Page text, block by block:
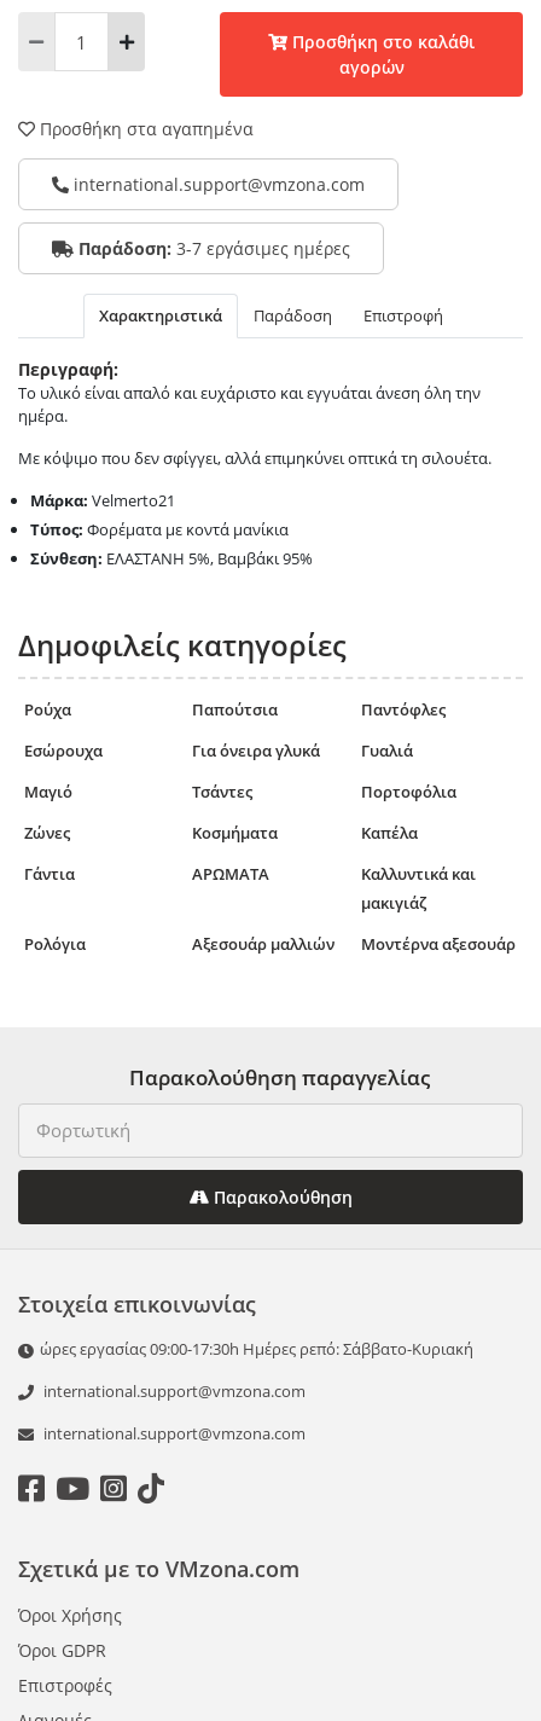
αγορών
Προσθήκη στα αγαπημένα
international.support@vmzona.com
Παράδοση: 3-7 εργάσιμες ημέρες
Χαρακτηριστικά Παράδοση Επιστροφή
Περιγραφή:
Το υλικό είναι απαλό και ευχάριστο και εγγυάται άνεση όλη την
ημέρα.
Με κόψιμο που δεν σφίγγει, αλλά επιμηκύνει οπτικά τη σιλουέτα.
Μάρκα: Velmerto21
Τύπος: Φορέματα με κοντά μανίκια
Σύνθεση: ΕΛΑΣΤΑΝΗ 5%, Βαμβάκι 95%
Δημοφιλείς κατηγορίες
Ρούχα Παπούτσια
Παντόφλες
Εσώρουχα
Για όνειρα γλυκά
Γυαλιά
Μαγιό
Τσάντες
Πορτοφόλια
Ζώνες
Κοσμήματα
Καπέλα
Γάντια
ΑΡΩΜΑΤΑ
Καλλυντικά και
μακιγιάζ
Ρολόγια
Αξεσουάρ μαλλιών Μοντέρνα αξεσουάρ
Παρακολούθηση παραγγελίας
Παρακολούθηση
Στοιχεία επικοινωνίας
ώρες εργασίας 09:00-17:30h Ημέρες ρεπό: Σάββατο-Κυριακή
international.support@vmzona.com
international.support@vmzona.com
Σχετικά με το VMzona.com
Όροι Χρήσης
Όροι GDPR
Επιστροφές